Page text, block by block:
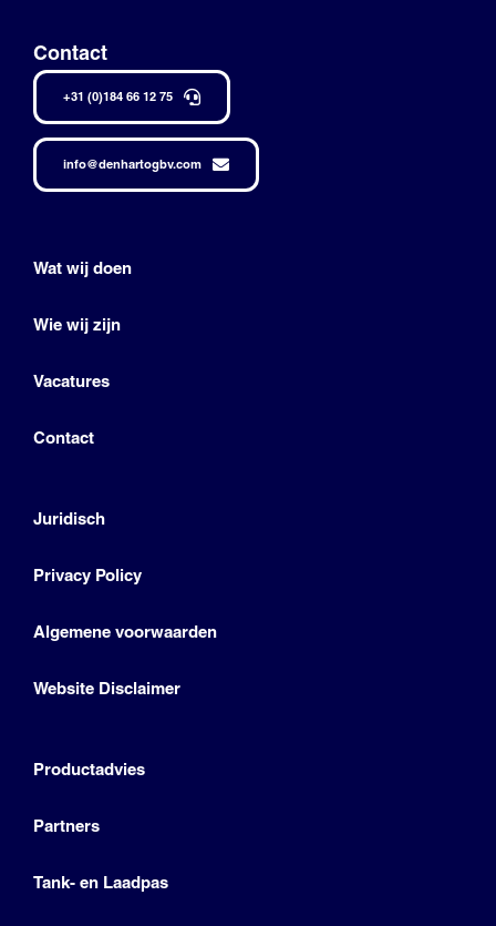
Contact
+31 (0)184 66 12 75
info@denhartogbv.com
Wat wij doen
Wie wij zijn
Vacatures
Contact
Juridisch
Privacy Policy
Algemene voorwaarden
Website Disclaimer
Productadvies
Partners
Tank- en Laadpas